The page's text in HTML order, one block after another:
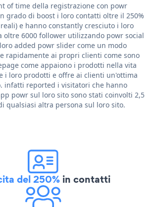
of time della registrazione con powr
grado di boost i loro contatti oltre il 250%
e hanno constantly cresciuto i loro
oltre 6000 follower utilizzando powr social
added powr slider come un modo
rapidamente ai propri clienti come sono
come appaiono i prodotti nella vita
i loro prodotti e offre ai clienti un'ottima
infatti reported i visitatori che hanno
powr sul loro sito sono stati coinvolti 2,5
qualsiasi altra persona sul loro sito.
del 250% in contatti